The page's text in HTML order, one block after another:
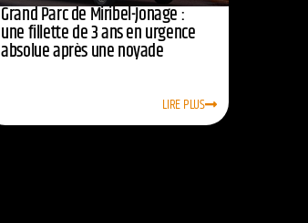
Grand Parc de Miribel-Jonage :
une fillette de 3 ans en urgence
absolue après une noyade
LIRE PLUS